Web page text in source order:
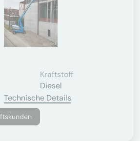
Kraftstoff
Diesel
Technische Details